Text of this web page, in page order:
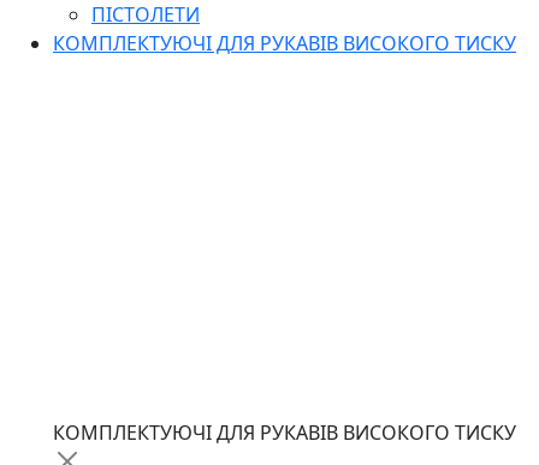
ПІСТОЛЕТИ
КОМПЛЕКТУЮЧІ ДЛЯ РУКАВІВ ВИСОКОГО ТИСКУ
КОМПЛЕКТУЮЧІ ДЛЯ РУКАВІВ ВИСОКОГО ТИСКУ